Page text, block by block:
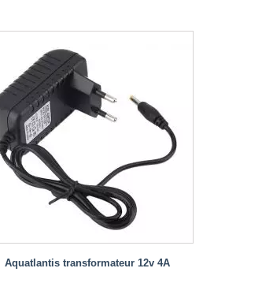
Aquatlantis transformateur 12v 4A